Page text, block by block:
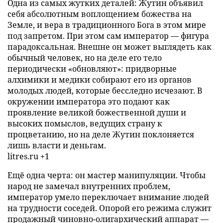
Одна из самых жутких деталей: Жутин объявил
себя абсолютным воплощением божества на
Земле, и вера в традиционного Бога в этом мире
под запретом. При этом сам император — фигура
парадоксальная. Внешне он может выглядеть как
обычный человек, но на деле его тело
периодически «обновляют»: придворные
алхимики и медики собирают его из органов
молодых людей, которые бесследно исчезают. В
окружении императора это подают как
проявление великой божественной души и
высоких помыслов, ведущих страну к
процветанию, но на деле Жутин поклоняется
лишь власти и деньгам.
litres.ru +1
Ещё одна черта: он мастер манипуляции. Чтобы
народ не замечал внутренних проблем,
император умело переключает внимание людей
на трудности соседей. Опорой его режима служит
продажный чиновно-олигархический аппарат —